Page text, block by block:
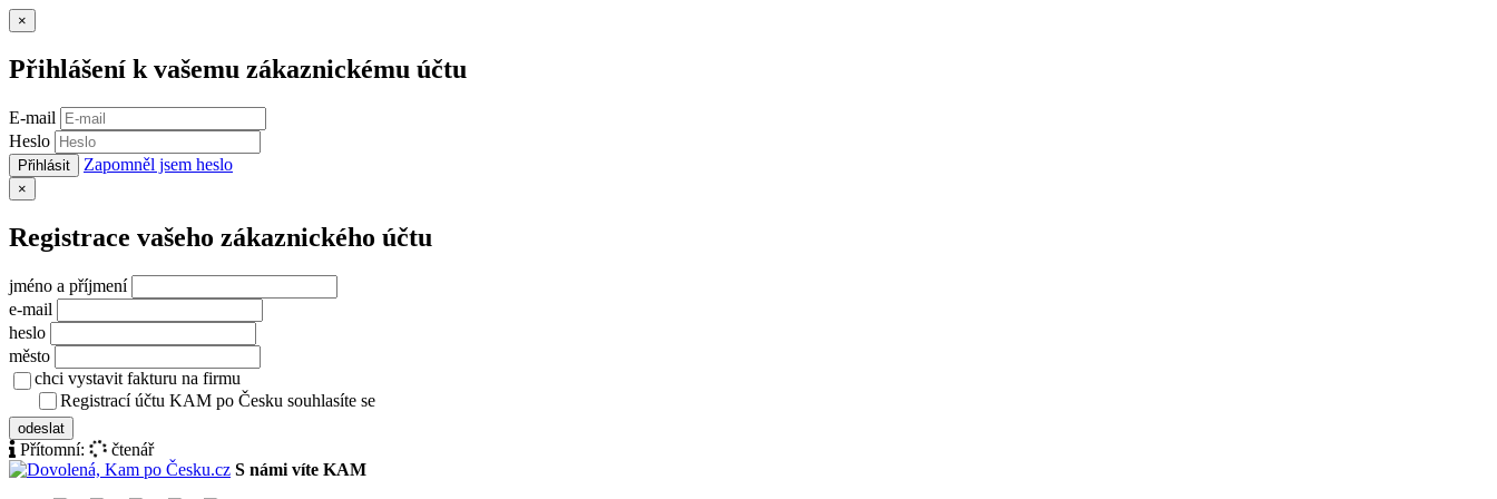
×
Přihlášení k vašemu zákaznickému účtu
E-mail
Heslo
Přihlásit Zapomněl jsem heslo
×
Registrace vašeho zákaznického účtu
jméno a příjmení
e-mail
heslo
město
chci vystavit fakturu na firmu
Registrací účtu KAM po Česku souhlasíte se
odeslat
Přítomní:
čtenář
S námi víte KAM